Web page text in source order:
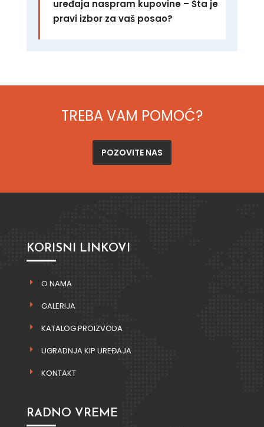
uređaja naspram kupovine – Šta je
pravi izbor za vaš posao?
TREBA VAM POMOĆ?
POZOVITE NAS
KORISNI LINKOVI
O NAMA
GALERIJA
KATALOG PROIZVODA
UGRADNJA KIP UREĐAJA
KONTAKT
RADNO VREME